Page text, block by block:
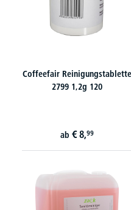
Coffeefair Reinigungstablette
2799 1,2g 120
ab € 8,99